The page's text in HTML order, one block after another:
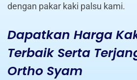
dengan pakar kaki palsu kami.
Dapatkan Harga
Terbaik Serta
Ortho Syam